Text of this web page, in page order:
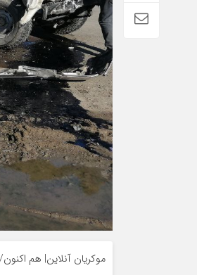
موکریان آنلاین| هم